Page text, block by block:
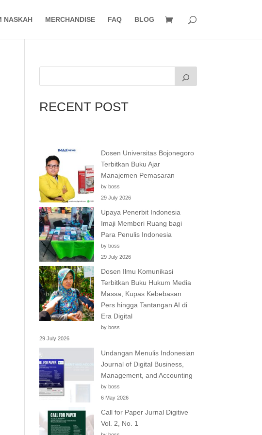
NASKAH MERCHANDISE FAQ BLOG
RECENT POST
Dosen Universitas Bojonegoro
Terbitkan Buku Ajar
Manajemen Pemasaran
by boss
29 July 2026
Upaya Penerbit Indonesia
Imaji Memberi Ruang bagi
Para Penulis Indonesia
by boss
29 July 2026
Dosen Ilmu Komunikasi
Terbitkan Buku Hukum Media
Massa, Kupas Kebebasan
Pers hingga Tantangan AI di
Era Digital
by boss
29 July 2026
Undangan Menulis Indonesian
Journal of Digital Business,
Management, and Accounting
by boss
6 May 2026
Call for Paper Jurnal Digitive
Vol. 2, No. 1